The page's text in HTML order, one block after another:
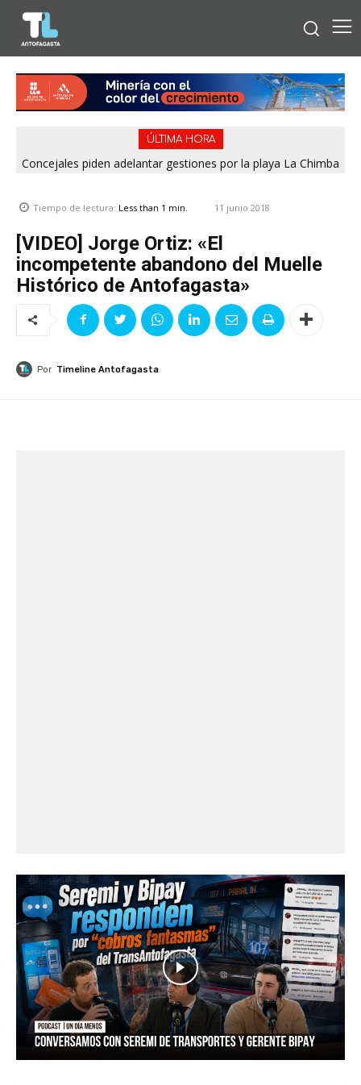
ÚLTIMA HORA
Concejales piden adelantar gestiones por la playa La Chimba
Tiempo de lectura: Less than 1 min. 11 junio 2018
[VIDEO] Jorge Ortiz: «El
incompetente abandono del Muelle
Histórico de Antofagasta»
Por Timeline Antofagasta